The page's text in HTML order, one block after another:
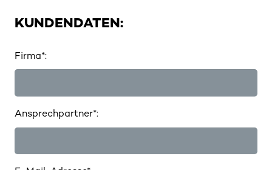
KUNDENDATEN:
Firma*:
Ansprechpartner*: